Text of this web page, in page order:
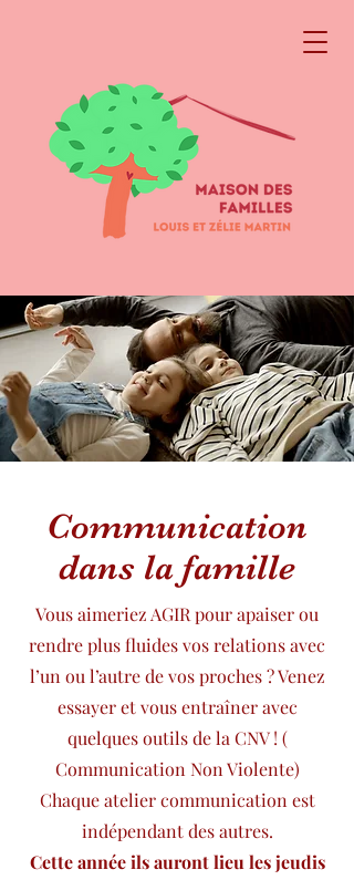
Communication
dans la famille
Vous aimeriez AGIR pour apaiser ou
rendre plus fluides vos relations avec
l’un ou l’autre de vos proches ? Venez
essayer et vous entraîner avec
quelques outils de la CNV ! (
Communication Non Violente)
Chaque atelier communication est
indépendant des autres.
Cette année ils auront lieu les jeudis